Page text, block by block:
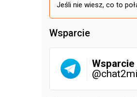
Jeśli nie wiesz, co to
Wsparcie
Wsparcie